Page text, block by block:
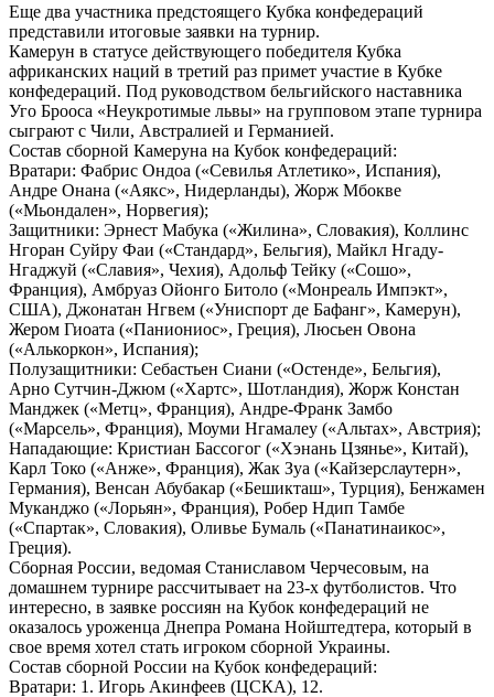
Eщe двa учaстникa предстоящего Кубка конфедераций
представили итоговые заявки на турнир.
Камерун в статусе действующего победителя Кубка
африканских наций в третий раз примет участие в Кубке
конфедераций. Под руководством бельгийского наставника
Уго Брооса «Неукротимые львы» на групповом этапе турнира
сыграют с Чили, Австралией и Германией.
Состав сборной Камеруна на Кубок конфедераций:
Вратари: Фабрис Ондоа («Севилья Атлетико», Испания),
Андре Онана («Аякс», Нидерланды), Жорж Мбокве
(«Мьондален», Норвегия);
Защитники: Эрнест Мабука («Жилина», Словакия), Коллинс
Нгоран Суйру Фаи («Стандард», Бельгия), Майкл Нгаду-
Нгаджуй («Славия», Чехия), Адольф Тейку («Сошо»,
Франция), Амбруаз Ойонго Битоло («Монреаль Импэкт»,
США), Джонатан Нгвем («Униспорт де Бафанг», Камерун),
Жером Гиоата («Паниониос», Греция), Люсьен Овона
(«Алькоркон», Испания);
Полузащитники: Себастьен Сиани («Остенде», Бельгия),
Арно Сутчин-Джюм («Хартс», Шотландия), Жорж Констан
Манджек («Метц», Франция), Андре-Франк Замбо
(«Марсель», Франция), Моуми Нгамалеу («Альтах», Австрия);
Нападающие: Кристиан Бассогог («Хэнань Цзянье», Китай),
Карл Токо («Анже», Франция), Жак Зуа («Кайзерслаутерн»,
Германия), Венсан Абубакар («Бешикташ», Турция), Бенжамен
Муканджо («Лорьян», Франция), Робер Ндип Тамбе
(«Спартак», Словакия), Оливье Бумаль («Панатинаикос»,
Греция).
Сборная России, ведомая Станиславом Черчесовым, на
домашнем турнире рассчитывает на 23-х футболистов. Что
интересно, в заявке россиян на Кубок конфедераций не
оказалось уроженца Днепра Романа Нойштедтера, который в
свое время хотел стать игроком сборной Украины.
Состав сборной России на Кубок конфедераций:
Вратари: 1. Игорь Акинфеев (ЦСКА), 12.